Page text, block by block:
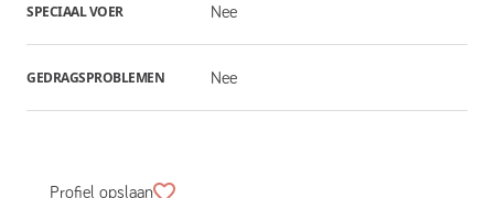
SPECIAAL VOER Nee
GEDRAGSPROBLEMEN Nee
Profiel opslaan